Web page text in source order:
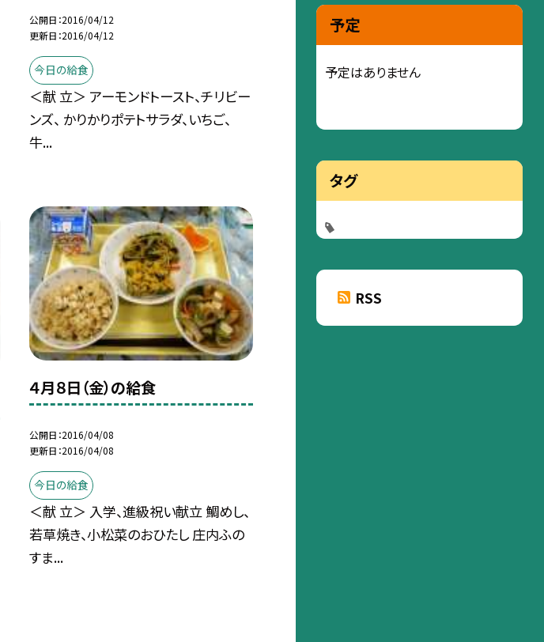
公開日 2016/04/12
更新日 2016/04/12
今日の給食
＜献 立＞ アーモンドトースト、チリビー
ンズ、 かりかりポテトサラダ、いちご、
牛...
４月８日（金）の給食
公開日 2016/04/08
更新日 2016/04/08
今日の給食
＜献 立＞ 入学、進級祝い献立 鯛めし、
若草焼き、小松菜のおひたし 庄内ふの
すま...
予定
予定はありません
タグ
RSS